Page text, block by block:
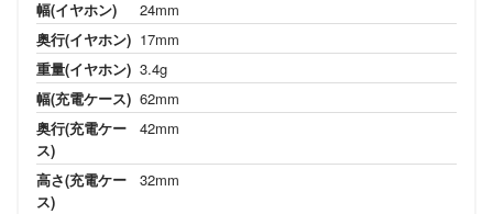
幅(イヤホン)
24mm
奥行(イヤホン) 17mm
重量(イヤホン) 3.4g
幅(充電ケース) 62mm
奥行(充電ケー
ス)
42mm
高さ(充電ケー
ス)
32mm